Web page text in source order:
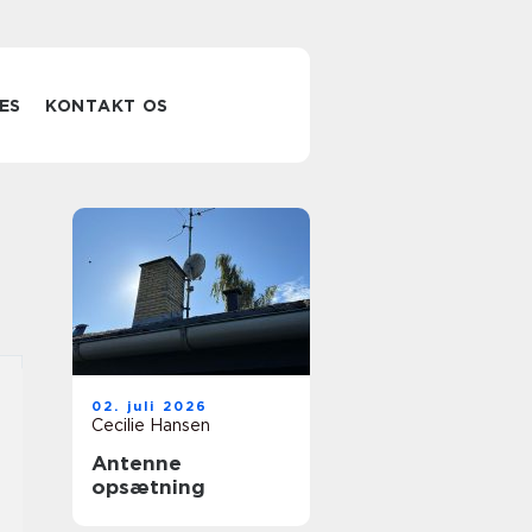
KONTAKT OS
02. juli 2026
Cecilie Hansen
Antenne
opsætning